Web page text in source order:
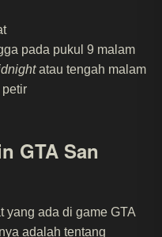
pada pukul 9 malam
atau tengah malam
GTA San
yang ada di game GTA
adalah tentang